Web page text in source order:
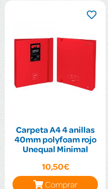
Carpeta A4 4 anillas
40mm polyfoam rojo
Unequal Minimal
10,50€
Comprar